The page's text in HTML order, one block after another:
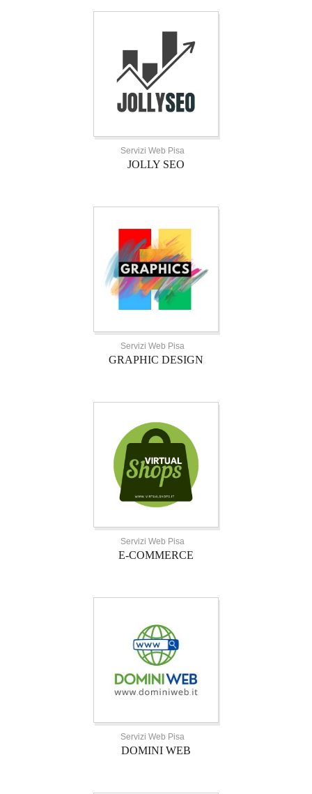
Servizi Web Pisa
JOLLY SEO
Servizi Web Pisa
GRAPHIC DESIGN
Servizi Web Pisa
E-COMMERCE
Servizi Web Pisa
DOMINI WEB